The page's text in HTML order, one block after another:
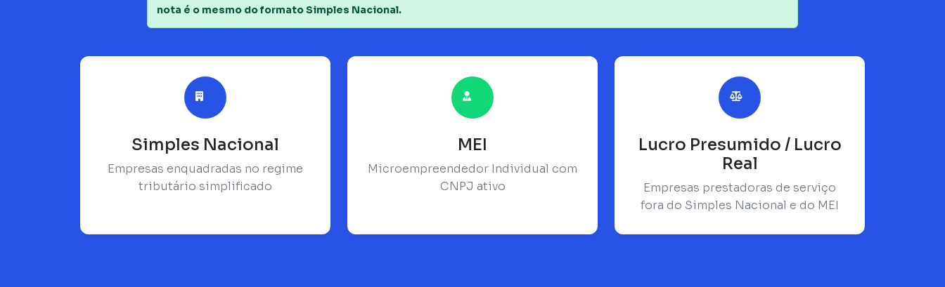
nota é o mesmo do formato Simples Nacional.
Simples Nacional
Empresas enquadradas no regime
tributário simplificado
MEI
Microempreendedor Individual com
CNPJ ativo
Lucro Presumido / Lucro
Real
Empresas prestadoras de serviço
fora do Simples Nacional e do MEI